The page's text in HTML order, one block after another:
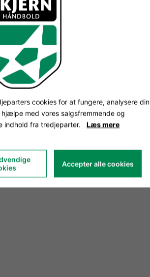
cookies for at fungere, analysere din
med vores salgsfremmende og
indhold fra tredjeparter. Læs mere
Accepter alle cookies